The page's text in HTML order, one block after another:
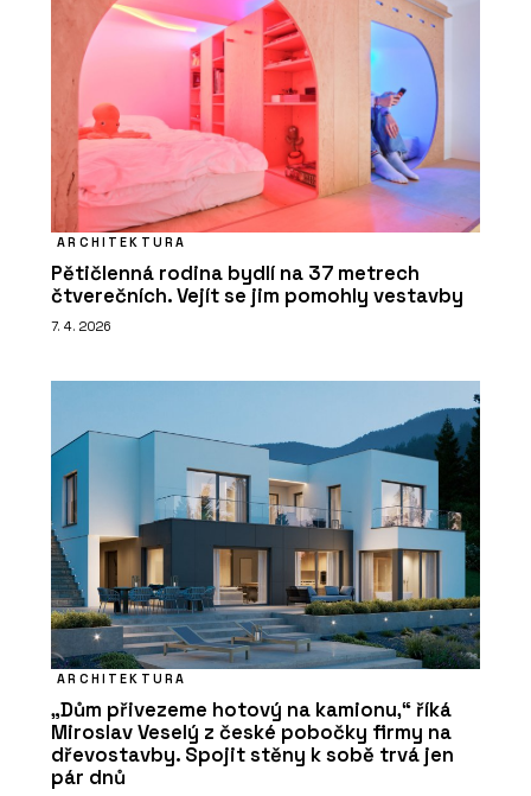
ARCHITEKTURA
Pětičlenná rodina bydlí na 37 metrech
čtverečních. Vejít se jim pomohly vestavby
7. 4. 2026
ARCHITEKTURA
„Dům přivezeme hotový na kamionu,“ říká
Miroslav Veselý z české pobočky firmy na
dřevostavby. Spojit stěny k sobě trvá jen
pár dnů